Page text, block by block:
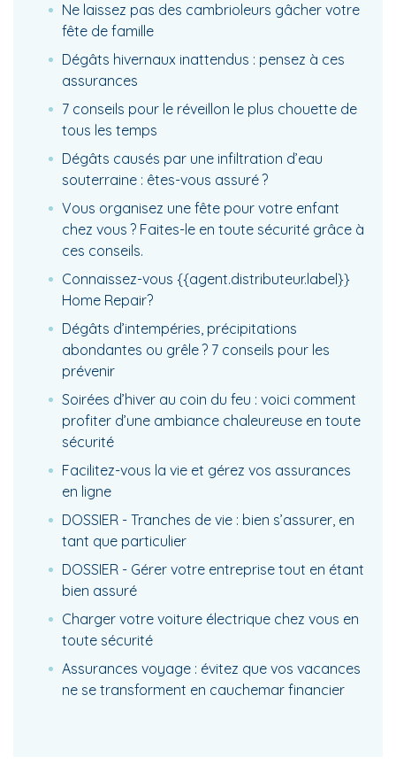
Ne laissez pas des cambrioleurs gâcher votre
fête de famille
Dégâts hivernaux inattendus : pensez à ces
assurances
7 conseils pour le réveillon le plus chouette de
tous les temps
Dégâts causés par une infiltration d’eau
souterraine : êtes-vous assuré ?
Vous organisez une fête pour votre enfant
chez vous ? Faites-le en toute sécurité grâce à
ces conseils.
Connaissez-vous {{agent.distributeur.label}}
Home Repair?
Dégâts d’intempéries, précipitations
abondantes ou grêle ? 7 conseils pour les
prévenir
Soirées d’hiver au coin du feu : voici comment
profiter d’une ambiance chaleureuse en toute
sécurité
Facilitez-vous la vie et gérez vos assurances
en ligne
DOSSIER - Tranches de vie : bien s’assurer, en
tant que particulier
DOSSIER - Gérer votre entreprise tout en étant
bien assuré
Charger votre voiture électrique chez vous en
toute sécurité
Assurances voyage : évitez que vos vacances
ne se transforment en cauchemar financier